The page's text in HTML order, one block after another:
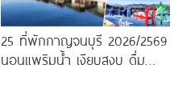
25 ที่พักกาญจนบุรี 2026/2569
นอนแพริมน้ำ เงียบสงบ ดื่มด่ำ